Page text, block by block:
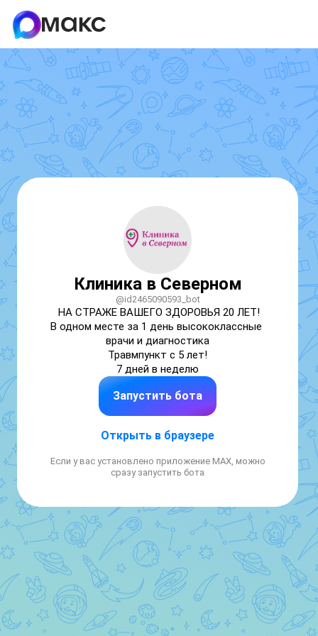
Клиника в Северном
@id2465090593_bot
НА СТРАЖЕ ВАШЕГО ЗДОРОВЬЯ 20 ЛЕТ!
В одном месте за 1 день высококлассные
врачи и диагностика
Травмпункт с 5 лет!
7 дней в неделю
Запустить бота
Открыть в браузере
Если у вас установлено приложение MAX, можно
сразу запустить бота